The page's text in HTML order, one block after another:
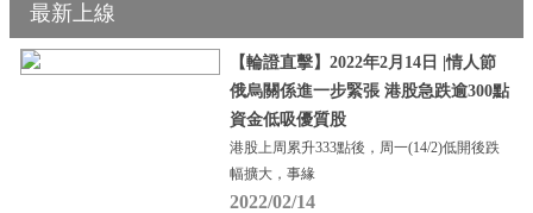
最新上線
【輪證直擊】2022年2月14日 |情人節
俄烏關係進一步緊張 港股急跌逾300點
資金低吸優質股
港股上周累升333點後，周一(14/2)低開後跌
幅擴大，事緣
2022/02/14